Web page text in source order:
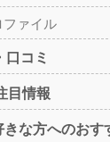
ァイル
口コミ
目情報
な方へのおす